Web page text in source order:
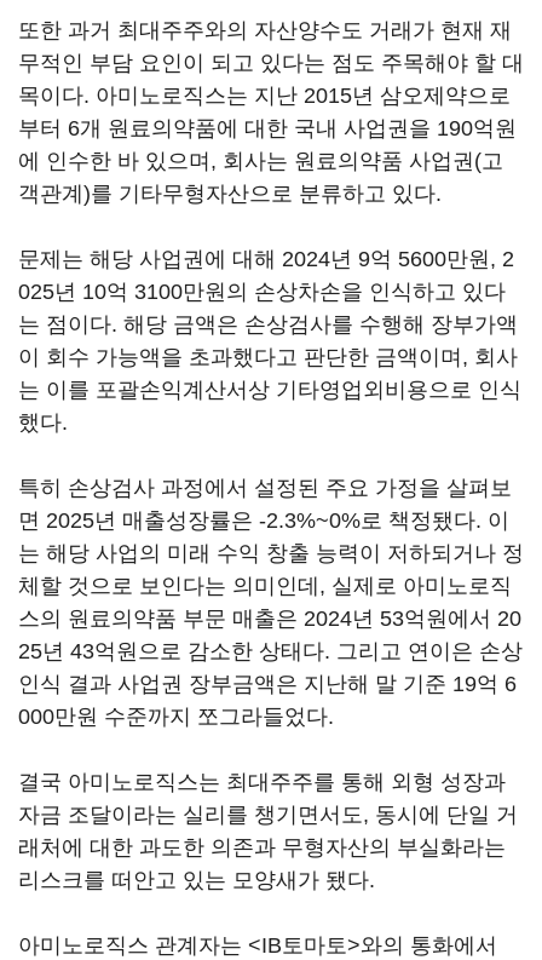
또한 과거 최대주주와의 자산양수도 거래가 현재 재
무적인 부담 요인이 되고 있다는 점도 주목해야 할 대
목이다. 아미노로직스는 지난 2015년 삼오제약으로
부터 6개 원료의약품에 대한 국내 사업권을 190억원
에 인수한 바 있으며, 회사는 원료의약품 사업권(고
객관계)를 기타무형자산으로 분류하고 있다.
문제는 해당 사업권에 대해 2024년 9억 5600만원, 2
025년 10억 3100만원의 손상차손을 인식하고 있다
는 점이다. 해당 금액은 손상검사를 수행해 장부가액
이 회수 가능액을 초과했다고 판단한 금액이며, 회사
는 이를 포괄손익계산서상 기타영업외비용으로 인식
했다.
특히 손상검사 과정에서 설정된 주요 가정을 살펴보
면 2025년 매출성장률은 -2.3%~0%로 책정됐다. 이
는 해당 사업의 미래 수익 창출 능력이 저하되거나 정
체할 것으로 보인다는 의미인데, 실제로 아미노로직
스의 원료의약품 부문 매출은 2024년 53억원에서 20
25년 43억원으로 감소한 상태다. 그리고 연이은 손상
인식 결과 사업권 장부금액은 지난해 말 기준 19억 6
000만원 수준까지 쪼그라들었다.
결국 아미노로직스는 최대주주를 통해 외형 성장과
자금 조달이라는 실리를 챙기면서도, 동시에 단일 거
래처에 대한 과도한 의존과 무형자산의 부실화라는
리스크를 떠안고 있는 모양새가 됐다.
아미노로직스 관계자는 <IB토마토>와의 통화에서